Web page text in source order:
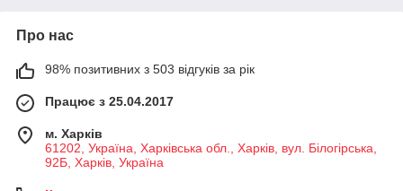
Про нас
98% позитивних з 503 відгуків за рік
Працює з 25.04.2017
м. Харків
61202, Україна, Харківська обл., Харків, вул. Білогірська,
92Б, Харків, Україна